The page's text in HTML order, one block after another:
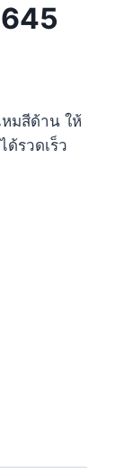
มสีด้าน ให้
ด้รวดเร็ว